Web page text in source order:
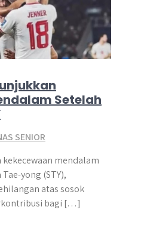
Setelah
SENIOR
mendalam
yong (STY),
atas sosok
bagi […]